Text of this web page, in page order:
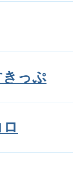
きっぷ